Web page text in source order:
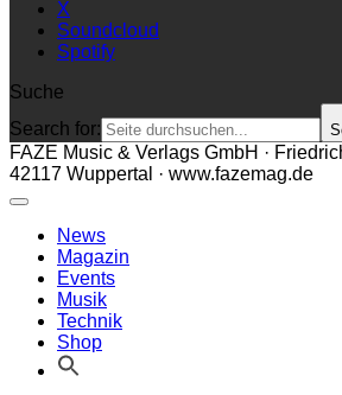
X
Soundcloud
Spotify
Suche
Search for:
FAZE Music & Verlags GmbH ·
42117 Wuppertal · www.fazemag.de
News
Magazin
Events
Musik
Technik
Shop